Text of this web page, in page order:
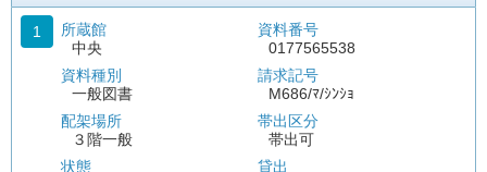
1
所蔵館
中央
資料種別
一般図書
配架場所
３階一般
状態
資料番号
0177565538
請求記号
M686/ﾏ/ｼﾝｼｮ
帯出区分
帯出可
貸出